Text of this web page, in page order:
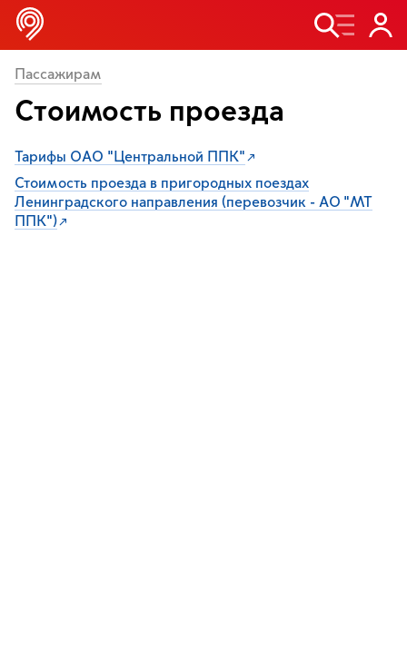
Пассажирам
Стоимость проезда
Тарифы ОАО “Центральной ППК”
Стоимость проезда в пригородных поездах
Ленинградского направления (перевозчик - АО "МТ
ППК")